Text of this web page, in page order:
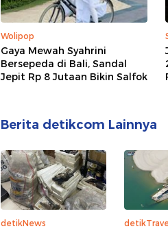
Wolipop
Gaya Mewah Syahrini
Bersepeda di Bali, Sandal
Jepit Rp 8 Jutaan Bikin Salfok
Berita detikcom Lainnya
detikNews